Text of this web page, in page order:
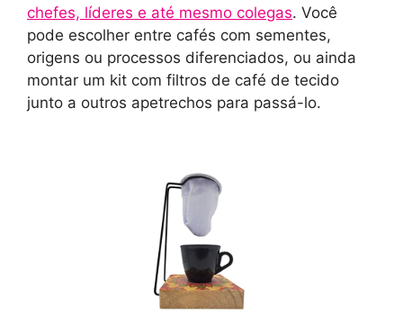
chefes, líderes e até mesmo colegas. Você
pode escolher entre cafés com sementes,
origens ou processos diferenciados, ou ainda
montar um kit com filtros de café de tecido
junto a outros apetrechos para passá-lo.